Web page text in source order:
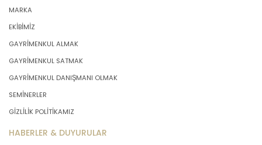
MARKA
EKİBİMİZ
GAYRİMENKUL ALMAK
GAYRİMENKUL SATMAK
GAYRİMENKUL DANIŞMANI OLMAK
SEMİNERLER
GİZLİLİK POLİTİKAMIZ
HABERLER & DUYURULAR